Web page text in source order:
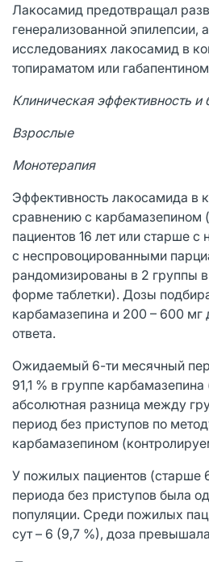
Лакосамид предотвращал
генерализованной
исследованиях лакосамид в
топираматом или
Клиническая эффективность и
Взрослые
Монотерапия
Эффективность лакосамида в
сравнению с карбамазепином
пациентов 16 лет или старше
с неспровоцированными
рандомизированы в 2 группы
форме таблетки). Дозы
карбамазепина и 200 – 600 мг
ответа.
Ожидаемый 6-ти месячный
91,1 % в группе
абсолютная разница между
период без приступов по
карбамазепином
У пожилых пациентов (старше
периода без приступов была
популяции. Среди пожилых
сут – 6 (9,7 %), доза